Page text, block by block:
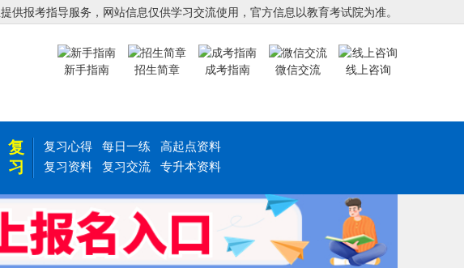
供报考指导服务，网站信息仅供学习交流使用，官方信息以教育考试院为准。
新手指南 招生简章 成考指南 微信交流 线上咨询
复
习
复习心得 每日一练
高起点资料
复习资料
复习交流 专升本资料